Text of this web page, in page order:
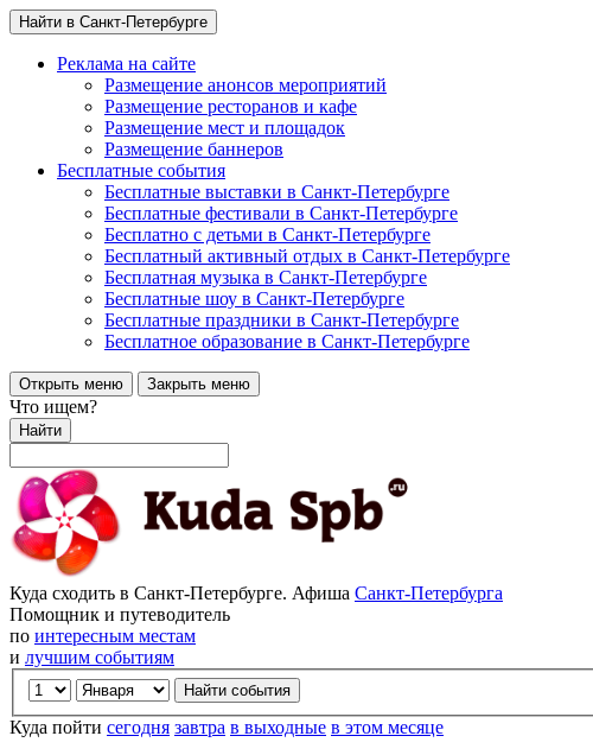
Найти в Санкт-Петербурге
Реклама на сайте
Размещение анонсов мероприятий
Размещение ресторанов и кафе
Размещение мест и площадок
Размещение баннеров
Бесплатные события
Бесплатные выставки в Санкт-Петербурге
Бесплатные фестивали в Санкт-Петербурге
Бесплатно с детьми в Санкт-Петербурге
Бесплатный активный отдых в Санкт-Петербурге
Бесплатная музыка в Санкт-Петербурге
Бесплатные шоу в Санкт-Петербурге
Бесплатные праздники в Санкт-Петербурге
Бесплатное образование в Санкт-Петербурге
Открыть меню Закрыть меню
Что ищем?
Найти
Куда сходить в Санкт-Петербурге. Афиша Санкт-Петербурга
Помощник и путеводитель
по интересным местам
и лучшим событиям
Куда пойти сегодня завтра в выходные в этом месяце